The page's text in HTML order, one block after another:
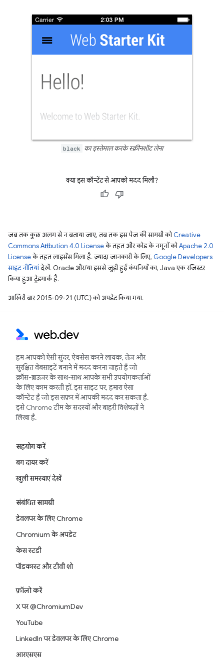
black का इस्तेमाल करके स्क्रीनशॉट लेना
क्या इस कॉन्टेंट से आपको मदद मिली?
जब तक कुछ अलग से न बताया जाए, तब तक इस पेज की सामग्री कोCreative
Commons Attribution 4.0 Licenseके तहत और कोड के नमूनों कोApache 2.0
Licenseके तहत लाइसेंस मिला है. ज़्यादा जानकारी के लिए, Google Developers
साइट नीतियांदेखें. Oracle और/या इससे जुड़ी हुई कंपनियों का, Java एक रजिस्टर
किया हुआ ट्रेडमार्क है.
आखिरी बार 2015-09-21 (UTC) को अपडेट किया गया.
हम आपको ऐसी सुंदर, ऐक्सेस करने लायक, तेज़ और
सुरक्षित वेबसाइटें बनाने में मदद करना चाहते हैं जो
क्रॉस-ब्राउज़र के साथ-साथ आपके सभी उपयोगकर्ताओं
के लिए काम करती हों. इस साइट पर, हमारा ऐसा
कॉन्टेंट है जो इस सफ़र में आपकी मदद कर सकता है.
इसे Chrome टीम के सदस्यों और बाहरी विशेषज्ञों ने
लिखा है.
सहयोग करें
बग दायर करें
खुली समस्याएं देखें
संबंधित सामग्री
डेवलपर के लिए Chrome
Chromium के अपडेट
केस स्टडी
पॉडकास्ट और टीवी शो
फ़ॉलो करें
X पर @ChromiumDev
YouTube
LinkedIn पर डेवलपर के लिए Chrome
आरएसएस